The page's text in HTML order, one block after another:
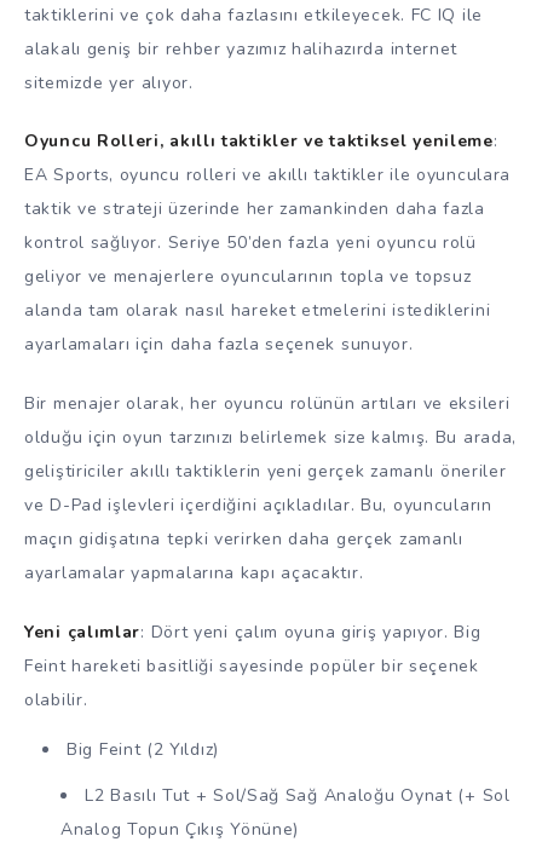
taktiklerini ve çok daha fazlasını etkileyecek. FC IQ ile
alakalı geniş bir rehber yazımız halihazırda internet
sitemizde yer alıyor.
Oyuncu Rolleri, akıllı taktikler ve taktiksel yenileme:
EA Sports, oyuncu rolleri ve akıllı taktikler ile oyunculara
taktik ve strateji üzerinde her zamankinden daha fazla
kontrol sağlıyor. Seriye 50’den fazla yeni oyuncu rolü
geliyor ve menajerlere oyuncularının topla ve topsuz
alanda tam olarak nasıl hareket etmelerini istediklerini
ayarlamaları için daha fazla seçenek sunuyor.
Bir menajer olarak, her oyuncu rolünün artıları ve eksileri
olduğu için oyun tarzınızı belirlemek size kalmış. Bu arada,
geliştiriciler akıllı taktiklerin yeni gerçek zamanlı öneriler
ve D-Pad işlevleri içerdiğini açıkladılar. Bu, oyuncuların
maçın gidişatına tepki verirken daha gerçek zamanlı
ayarlamalar yapmalarına kapı açacaktır.
Yeni çalımlar: Dört yeni çalım oyuna giriş yapıyor. Big
Feint hareketi basitliği sayesinde popüler bir seçenek
olabilir.
Big Feint (2 Yıldız)
L2 Basılı Tut + Sol/Sağ Sağ Analoğu Oynat (+ Sol
Analog Topun Çıkış Yönüne)